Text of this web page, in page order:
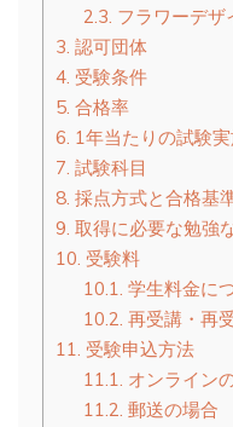
2.3. フラワーデザ
3. 認可団体
4. 受験条件
5. 合格率
6. 1年当たりの試験
7. 試験科目
8. 採点方式と合格基
9. 取得に必要な勉強
10. 受験料
10.1. 学生料金に
10.2. 再受講・再
11. 受験申込方法
11.1. オンライン
11.2. 郵送の場合